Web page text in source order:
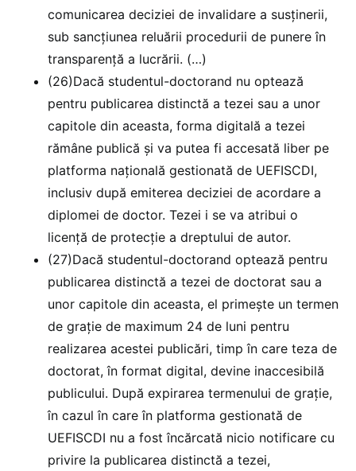
comunicarea deciziei de invalidare a susținerii,
sub sancțiunea reluării procedurii de punere în
transparență a lucrării. (…)
(26)Dacă studentul-doctorand nu optează
pentru publicarea distinctă a tezei sau a unor
capitole din aceasta, forma digitală a tezei
rămâne publică și va putea fi accesată liber pe
platforma națională gestionată de UEFISCDI,
inclusiv după emiterea deciziei de acordare a
diplomei de doctor. Tezei i se va atribui o
licență de protecție a dreptului de autor.
(27)Dacă studentul-doctorand optează pentru
publicarea distinctă a tezei de doctorat sau a
unor capitole din aceasta, el primește un termen
de grație de maximum 24 de luni pentru
realizarea acestei publicări, timp în care teza de
doctorat, în format digital, devine inaccesibilă
publicului. După expirarea termenului de grație,
în cazul în care în platforma gestionată de
UEFISCDI nu a fost încărcată nicio notificare cu
privire la publicarea distinctă a tezei,